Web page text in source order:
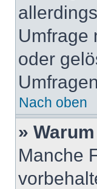
Umfrage
oder
Nach oben
»
Manche